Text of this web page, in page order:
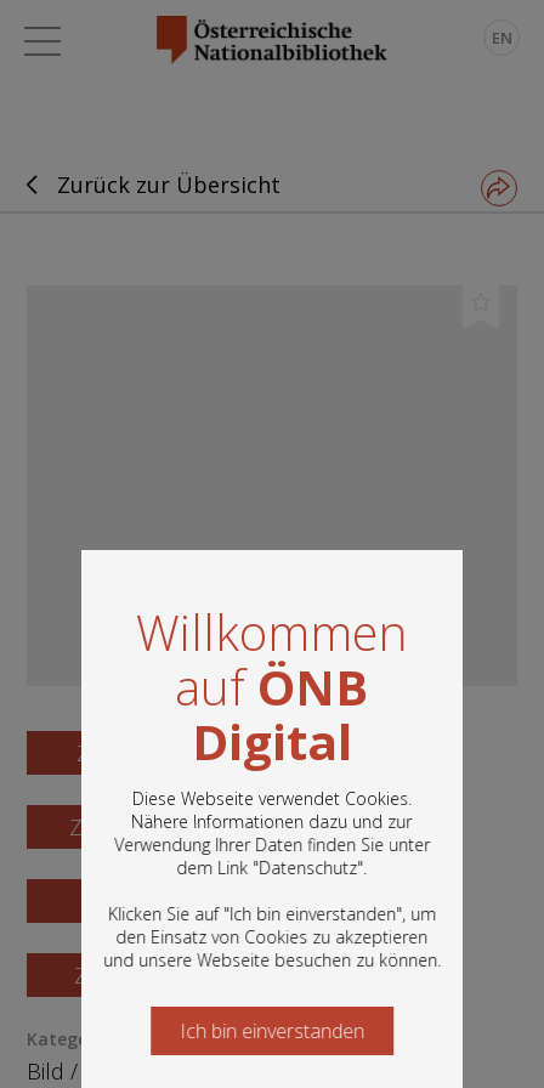
Willkommen
aufÖNB
Digital
Diese Webseite verwendet Cookies.
Nähere Informationen dazu und zur
Verwendung Ihrer Daten finden Sie unter
dem Link "Datenschutz".
Klicken Sie auf "Ich bin einverstanden", um
den Einsatz von Cookies zu akzeptieren
und unsere Webseite besuchen zu können.
In diesem Portal finden Sie die digitalen
Bestände der Österreichischen
Nationalbibliothek: Bücher, Fotografien,
Grafiken und vieles mehr.
Ich bin einverstanden
Starten Sie jetzt
EN
Zurück zur Übersicht
Zum Digitalisat
Zum Katalogisat
Zur Vorschau
Zur Bestellung
Kategorie / Medientyp
Bild/